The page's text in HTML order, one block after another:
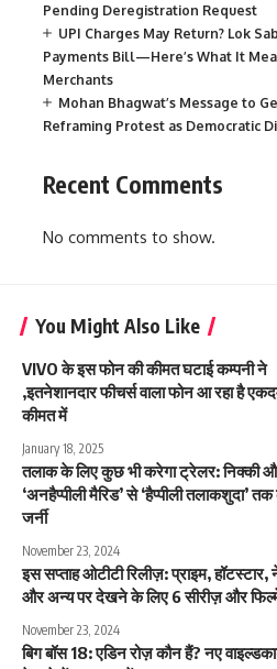
Pending Deregistration Request
UPI Charges May Return? Lok
Payments Bill—Here’s What It
Merchants
Mohan Bhagwat’s Message to
Reframing Protest as Democratic
Recent Comments
No comments to show.
You Might Also Like
VIVO के इस फोन की कीमत घटाई कम्पनी ने
,इतनेशानदार फीचर्स वाला फोन आ रहा है
कीमत में
January 18, 2025
तलाक के लिए कुछ भी करेगा ट्रेलर: निक्की
‘अनहैप्पीली मैरिड’ से ‘हैप्पीली तलाकशुदा’
जर्नी
November 23, 2024
इस सप्ताह ओटीटी रिलीज़: प्राइम,
और अन्य पर देखने के लिए 6 सीरीज़ और
November 23, 2024
बिग बॉस 18: एडिन रोज़ कौन हैं? नए